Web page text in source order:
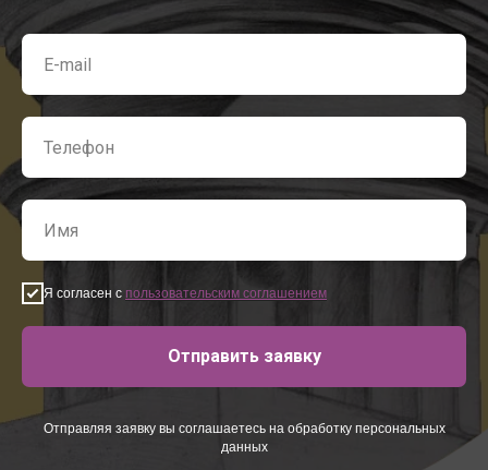
Я согласен с пользовательским соглашением
Отправить заявку
Отправляя заявку вы соглашаетесь на обработку персональных
данных